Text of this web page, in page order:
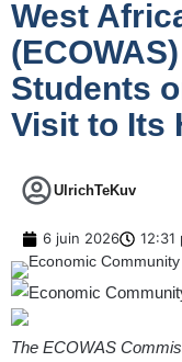
West
Students
Visit to Its
UlrichTeKuv
6 juin 2026 12:31
The ECOWAS